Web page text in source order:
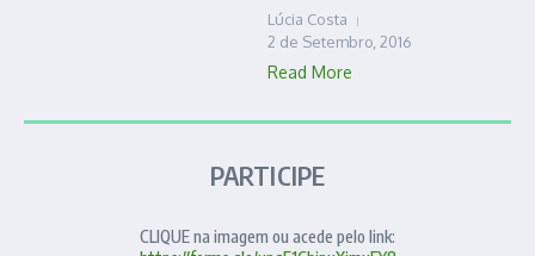
Lúcia Costa
2 de Setembro, 2016
Read More
PARTICIPE
CLIQUE na imagem ou acede pelo link: